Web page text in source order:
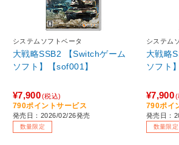
システムソフトベータ
大戦略SSB2 【Switchゲーム
ソフト】【sof001】
¥7,900(税込)
790ポイントサービス
発売日：2026/02/26発売
数量限定
システム
大戦略
ソフト
¥7,900(
790ポイ
発売日：
数量限定